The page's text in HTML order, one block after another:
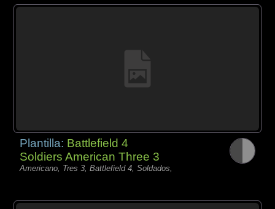
Plantilla: Battlefield 4
Soldiers American Three 3
Americano, Tres 3, Battlefield 4, Soldados,